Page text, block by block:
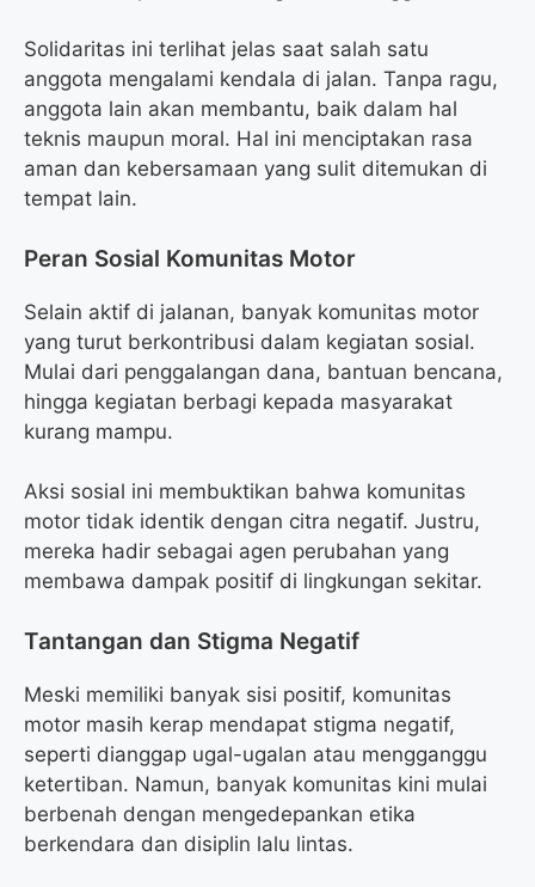
Solidaritas ini terlihat jelas saat salah satu
anggota mengalami kendala di jalan. Tanpa ragu,
anggota lain akan membantu, baik dalam hal
teknis maupun moral. Hal ini menciptakan rasa
aman dan kebersamaan yang sulit ditemukan di
tempat lain.
Peran Sosial Komunitas Motor
Selain aktif di jalanan, banyak komunitas motor
yang turut berkontribusi dalam kegiatan sosial.
Mulai dari penggalangan dana, bantuan bencana,
hingga kegiatan berbagi kepada masyarakat
kurang mampu.
Aksi sosial ini membuktikan bahwa komunitas
motor tidak identik dengan citra negatif. Justru,
mereka hadir sebagai agen perubahan yang
membawa dampak positif di lingkungan sekitar.
Tantangan dan Stigma Negatif
Meski memiliki banyak sisi positif, komunitas
motor masih kerap mendapat stigma negatif,
seperti dianggap ugal-ugalan atau mengganggu
ketertiban. Namun, banyak komunitas kini mulai
berbenah dengan mengedepankan etika
berkendara dan disiplin lalu lintas.